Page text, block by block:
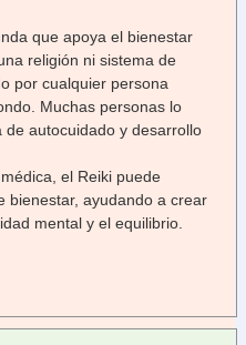
que apoya el bienestar
religión ni sistema de
por cualquier persona
Muchas personas lo
autocuidado y desarrollo
el Reiki puede
bienestar, ayudando a crear
mental y el equilibrio.